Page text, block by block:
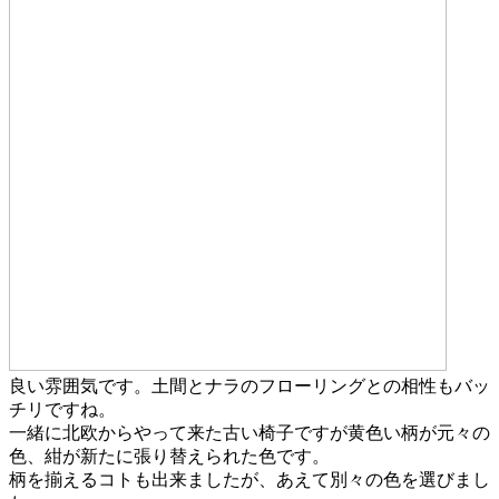
良い雰囲気です。土間とナラのフローリングとの相性もバッ
チリですね。
一緒に北欧からやって来た古い椅子ですが黄色い柄が元々の
色、紺が新たに張り替えられた色です。
柄を揃えるコトも出来ましたが、あえて別々の色を選びまし